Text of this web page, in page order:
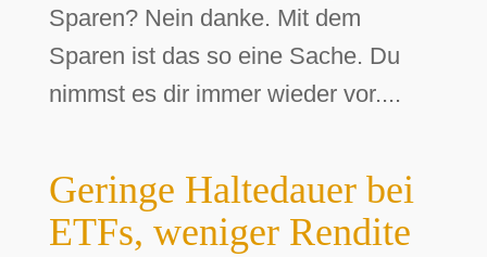
Sparen? Nein danke. Mit dem
Sparen ist das so eine Sache. Du
nimmst es dir immer wieder vor....
Geringe Haltedauer bei
ETFs, weniger Rendite